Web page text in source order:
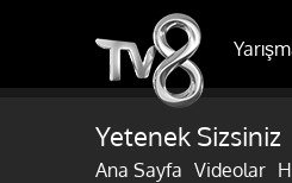
Yetenek Sizsiniz
Ana Sayfa Videolar